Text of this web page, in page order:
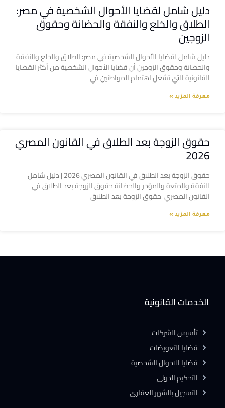
دليل شامل لقضايا الأحوال الشخصية في مصر:
الطلاق والخلع والنفقة والحضانة وحقوق
الزوجين
دليل شامل لقضايا الأحوال الشخصية في مصر: الطلاق والخلع والنفقة
والحضانة وحقوق الزوجين أن قضايا الأحوال الشخصية من أكثر القضايا
القانونية التي تشغل اهتمام المواطنين في
معرفة المزيد »
حقوق الزوجة بعد الطلاق في القانون المصري
2026
حقوق الزوجة بعد الطلاق في القانون المصري 2026 | دليل شامل
للنفقة والمتعة والمؤخر والحضانة حقوق الزوجة بعد الطلاق في
القانون المصري حقوق الزوجة بعد الطلاق
معرفة المزيد »
الخدمات القانونية
تأسيس الشركات
قضايا التعويضات
قضايا الاحوال الشخصية
التحكيم الدولى
التسجيل بالشهر العقارى